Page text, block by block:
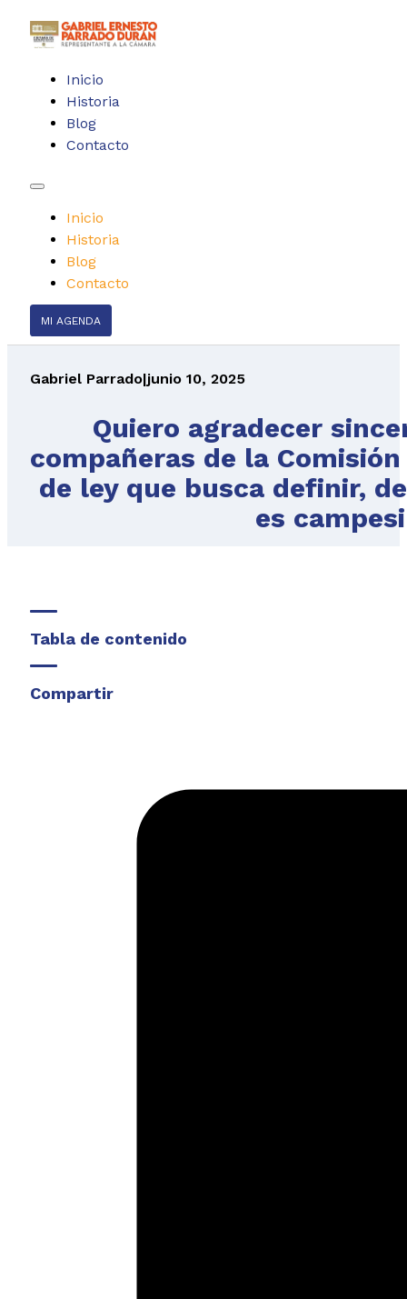
Inicio
Historia
Blog
Contacto
Inicio
Historia
Blog
Contacto
MI AGENDA
Gabriel Parrado|junio 10, 2025
Quiero agradecer
compañeras de la
de ley que busca definir,
es
Tabla de contenido
Compartir